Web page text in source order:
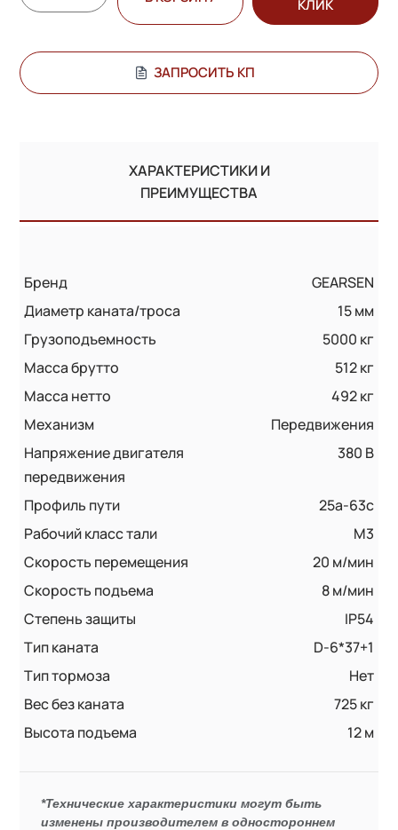
КЛИК
ЗАПРОСИТЬ КП
ХАРАКТЕРИСТИКИ И
ПРЕИМУЩЕСТВА
Бренд
GEARSEN
Диаметр каната/троса
15 мм
Грузоподъемность
5000 кг
Масса брутто
512 кг
Масса нетто
492 кг
Механизм
Передвижения
Напряжение двигателя
передвижения
380 В
Профиль пути
25a-63c
Рабочий класс тали
М3
Скорость перемещения
20 м/мин
Скорость подъема
8 м/мин
Степень защиты
IP54
Тип каната
D-6*37+1
Тип тормоза
Нет
Вес без каната
725 кг
Высота подъема
12 м
*Технические характеристики могут быть
изменены производителем в одностороннем